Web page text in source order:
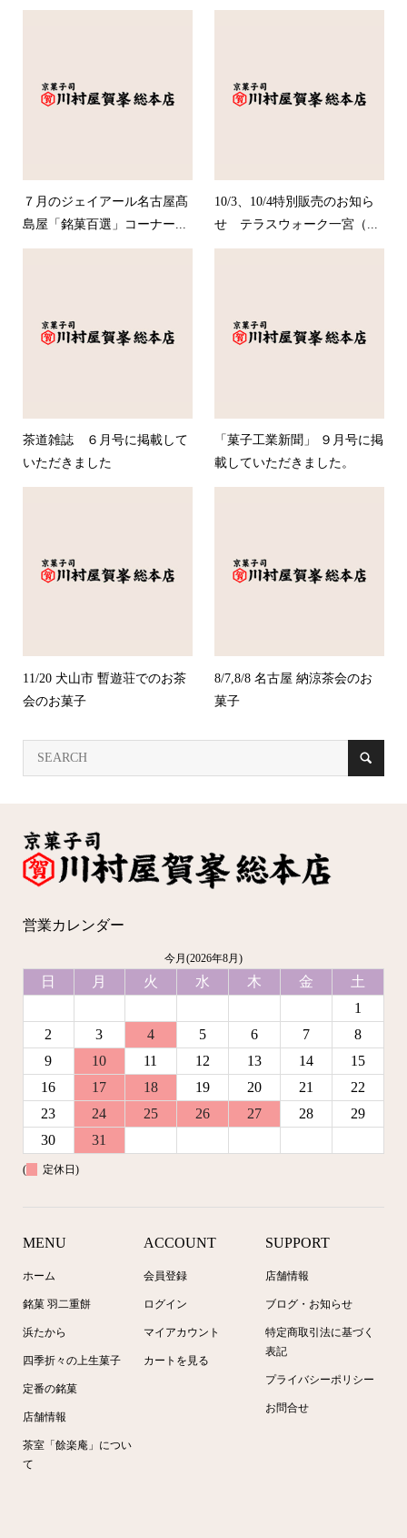
７月のジェイアール名古屋髙
島屋「銘菓百選」コーナー...
10/3、10/4特別販売のお知ら
せ テラスウォーク一宮（...
茶道雑誌 ６月号に掲載して
いただきました
「菓子工業新聞」 ９月号に掲
載していただきました。
11/20 犬山市 暫遊荘でのお茶
会のお菓子
8/7,8/8 名古屋 納涼茶会のお
菓子
営業カレンダー
今月(2026年8月)
日 月 火 水 木 金
土
1
2
3 4 5 6 7
8
9
10 11 12 13 14
15
16
17 18 19 20 21
22
23
24 25 26 27 28
29
30
31
( 定休日)
MENU
ホーム
銘菓 羽二重餅
浜たから
四季折々の上生菓子
定番の銘菓
店舗情報
茶室「餘楽庵」につい
て
ACCOUNT
会員登録
ログイン
マイアカウント
カートを見る
SUPPORT
店舗情報
ブログ・お知らせ
特定商取引法に基づく
表記
プライバシーポリシー
お問合せ